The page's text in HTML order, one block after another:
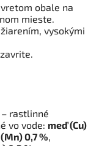
obale na
mieste.
vysokými
– rastlinné
vo vode: meď (Cu)
0,7 %